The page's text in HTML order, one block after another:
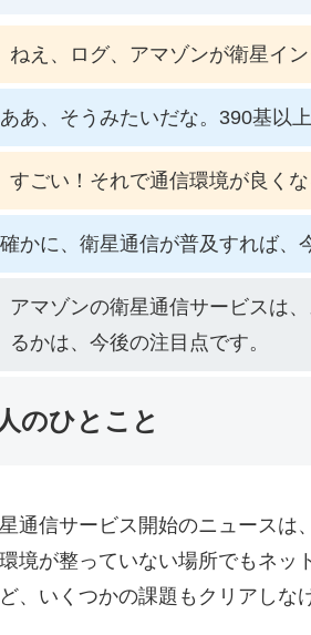
ねえ、ログ、アマゾンが衛星イ
ああ、そうみたいだな。390基以
すごい！それで通信環境が良くな
確かに、衛星通信が普及すれば、
アマゾンの衛星通信サービスは
るかは、今後の注目点です。
のひとこと
通信サービス開始のニュース
境が整っていない場所でもネ
、いくつかの課題もクリアしな